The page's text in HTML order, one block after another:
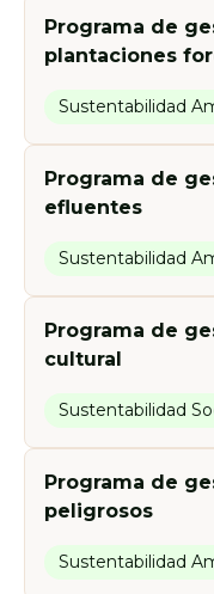
Programa de
plantaciones
Sustentabilidad
Programa de
efluentes
Sustentabilidad
Programa de
cultural
Sustentabilidad
Programa de
peligrosos
Sustentabilidad